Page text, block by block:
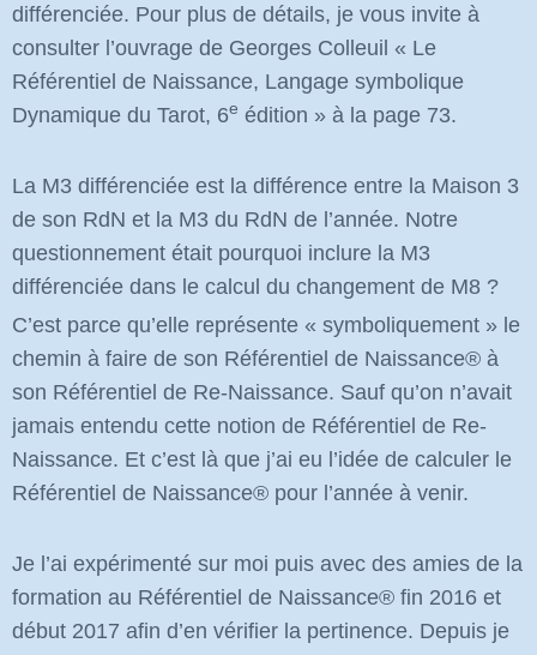
différenciée. Pour plus de détails, je vous invite à
consulter l’ouvrage de Georges Colleuil « Le
Référentiel de Naissance, Langage symbolique
Dynamique du Tarot, 6e édition » à la page 73.
La M3 différenciée est la différence entre la Maison 3
de son RdN et la M3 du RdN de l’année. Notre
questionnement était pourquoi inclure la M3
différenciée dans le calcul du changement de M8 ?
C’est parce qu’elle représente « symboliquement » le
chemin à faire de son Référentiel de Naissance® à
son Référentiel de Re-Naissance. Sauf qu’on n’avait
jamais entendu cette notion de Référentiel de Re-
Naissance. Et c’est là que j’ai eu l’idée de calculer le
Référentiel de Naissance® pour l’année à venir.
Je l’ai expérimenté sur moi puis avec des amies de la
formation au Référentiel de Naissance® fin 2016 et
début 2017 afin d’en vérifier la pertinence. Depuis je